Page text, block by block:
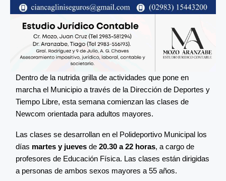
Dentro de la nutrida grilla de actividades que pone en
marcha el Municipio a través de la Dirección de Deportes y
Tiempo Libre, esta semana comienzan las clases de
Newcom orientada para adultos mayores.
Las clases se desarrollan en el Polideportivo Municipal los
días martes y jueves de 20.30 a 22 horas, a cargo de
profesores de Educación Física. Las clases están dirigidas
a personas de ambos sexos mayores a 55 años.